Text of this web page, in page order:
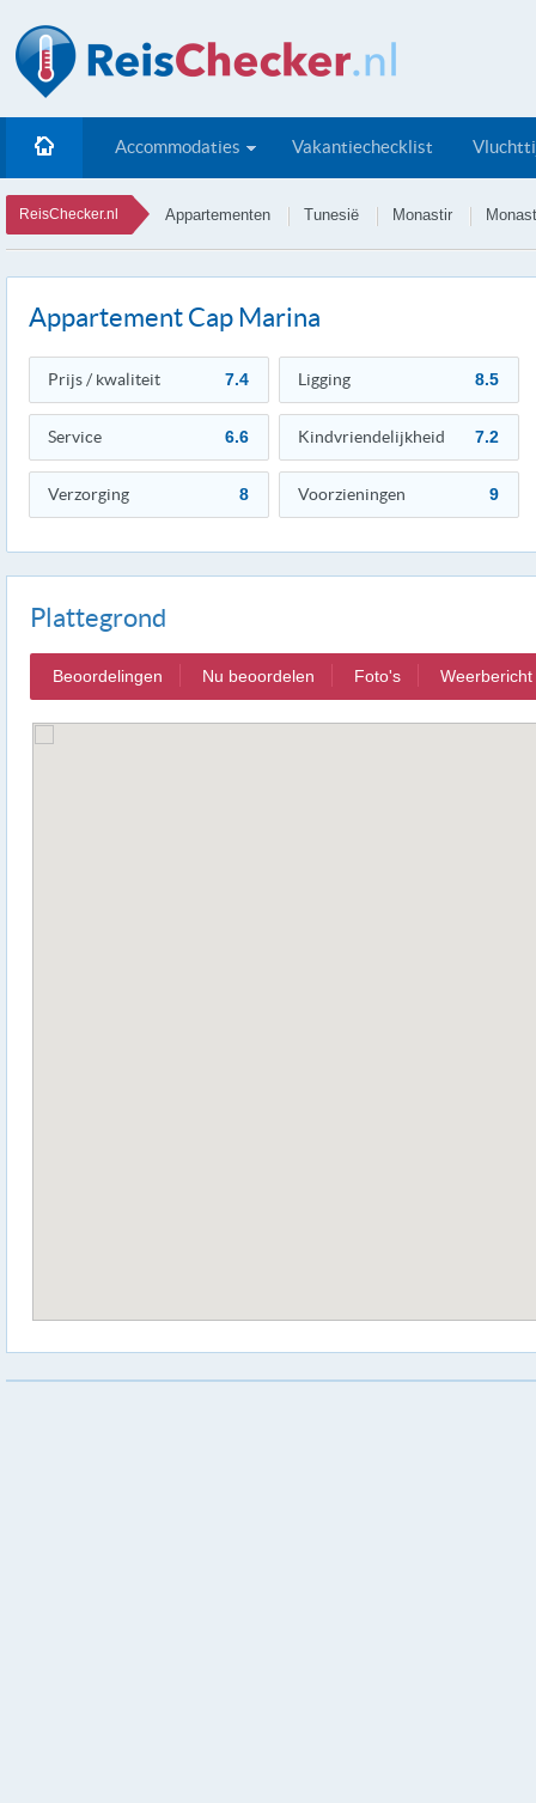
Accommodaties Vakantiechecklist
ReisChecker.nl Appartementen Tunesië Monastir
Appartement Cap Marina
Prijs / kwaliteit 7.4 Ligging 8.5
Service 6.6 Kindvriendelijkheid 7.2
Verzorging 8 Voorzieningen 9
Plattegrond
Beoordelingen Nu beoordelen Foto's Weerbericht